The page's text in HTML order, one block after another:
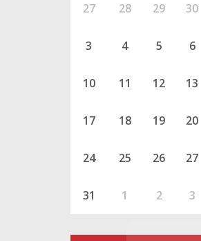
27 28 29 30
3 4 5 6
10 11 12 13
17 18 19 20
24 25 26 27
31 1 2 3